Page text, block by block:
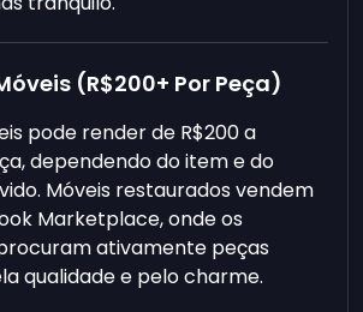
(R$200+ Por Peça)
pode render de R$200 a
dependendo do item e do
Móveis restaurados vendem
Marketplace, onde os
ativamente peças
qualidade e pelo charme.